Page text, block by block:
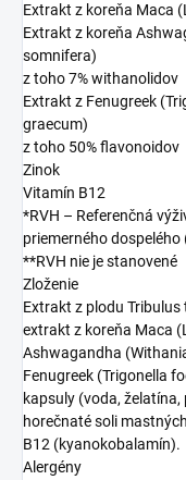
Extrakt z koreňa Maca
Extrakt z koreňa
somnifera)
z toho 7% withanolidov
Extrakt z Fenugreek
graecum)
z toho 50% flavonoidov
Zinok
Vitamín B12
*RVH – Referenčná
priemerného
**RVH nie je stanovené
Zloženie
Extrakt z plodu Tribulus
extrakt z koreňa Maca
Ashwagandha
Fenugreek (Trigonella
kapsuly (voda,
horečnaté soli
B12 (kyanokobalamín).
Alergény